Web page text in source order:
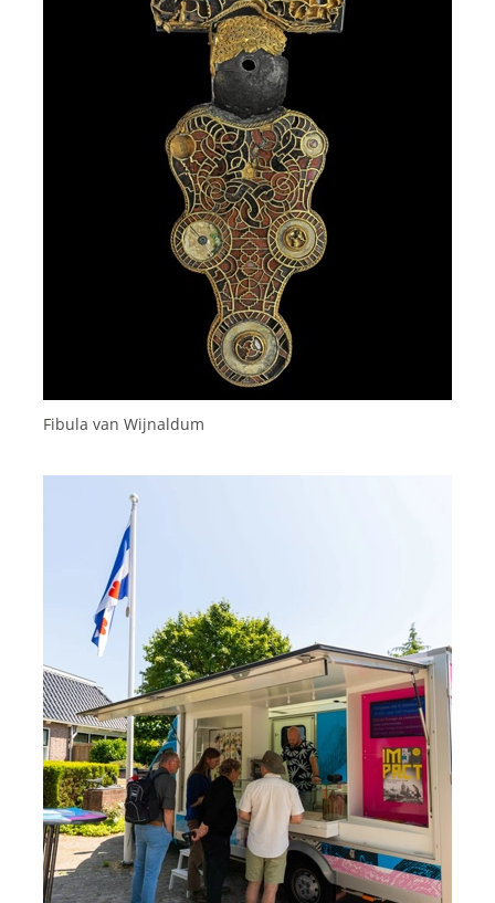
Fibula van Wijnaldum
Privacy opties
Dankzij cookies hoef je niet steeds dezelfde
informatie in te voeren wanneer je onze site bekijkt.
Ze geven ons ook inzicht hoe je onze site bekijkt. Zo
kunnen wij deze steeds beter maken.
Functionele cookies zijn nodig om de website goed te
laten functioneren. Voor het opslaan van de privacy
voorkeur, het maken van een boeking en dergelijke
acties zijn deze cookies noodzakelijk.
Functionele cookies
Analytische cookies
Met de analyserende cookies doen we kennis op. Deze
informatie gebruiken we om onze sites elke dag weer
een beetje beter te maken. Het bezoekgedrag wordt
anoniem in beeld gebracht. Maakt opslag mogelijk die
de functionaliteit van de website of app ondersteunt,
bijvoorbeeld taalinstellingen. Maakt opslag mogelijk,